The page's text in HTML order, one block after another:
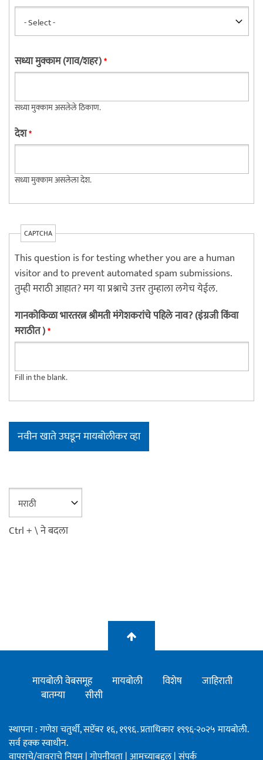
सध्या मुक्काम (गाव/शहर)*
सध्या मुक्काम असलेले ठिकाण.
देश*
सध्या मुक्काम असलेला देश.
CAPTCHA
This question is for testing whether you are a human
visitor and to prevent automated spam submissions.
तुम्ही मराठी आहात? मग या प्रश्नाचे उत्तर तुम्हाला लगेच येईल.
गानकोकिळा भारतरत्न श्रीमती मंगेशकरांचे पहिले नाव? (इंग्रजी किंवा
मराठीत )*
Fill in the blank.
Ctrl + \ ने बदला
मायबोली वेबसमूह मायबोली विशेष
जाहिराती
बातम्या
सीसी
स्थापना : गणेश चतुर्थी, सप्टेंबर १६, १९९६. प्रताधिकार १९९६-२०२५ मायबोली.
सर्व हक्क स्वाधीन.
वापराचे/वावराचे नियम|गोपनीयता|आमच्याबद्दल|संपर्क